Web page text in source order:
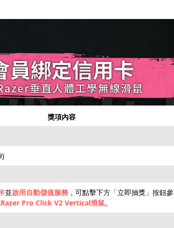
獎項內容
並啟用自動儲值服務 ，可點擊下方「立即抽獎」按鈕
Pro Click V2 Vertical滑鼠。